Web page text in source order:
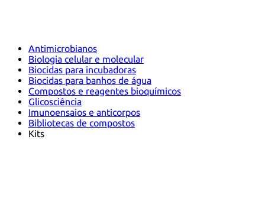
Antimicrobianos
Biologia celular e molecular
Biocidas para incubadoras
Biocidas para banhos de água
Compostos e reagentes bioquímicos
Glicosciência
Imunoensaios e anticorpos
Bibliotecas de compostos
Kits